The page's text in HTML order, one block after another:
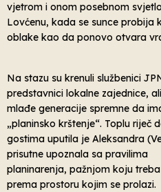
vjetrom i onom posebnom
Lovćenu, kada se sunce probija
oblake kao da ponovo otvara
Na stazu su krenuli službenici
predstavnici lokalne zajednice,
mlađe generacije spremne da
„planinsko krštenje“. Toplu riječ
gostima uputila je Aleksandra
prisutne upoznala sa pravilima
planinarenja, pažnjom koju
prema prostoru kojim se prolazi.